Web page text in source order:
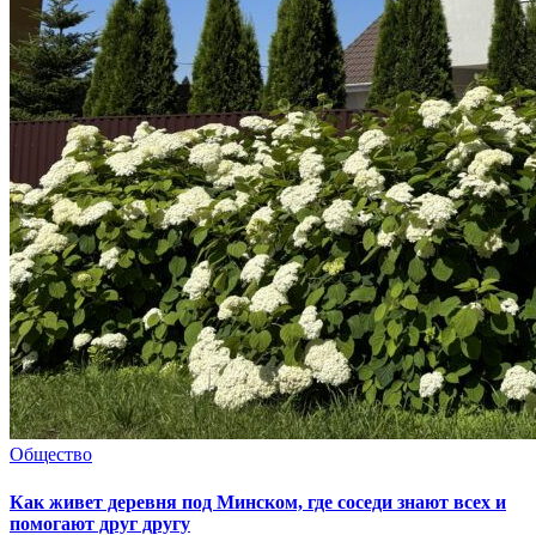
Общество
Как живет деревня под Минском, где соседи знают всех и
помогают друг другу